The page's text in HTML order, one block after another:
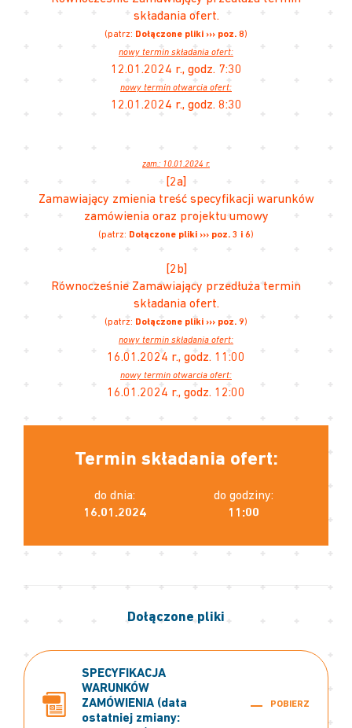
składania ofert.
(patrz: Dołączone pliki ››› poz. 8)
nowy termin składania ofert:
12.01.2024 r., godz. 7:30
nowy termin otwarcia ofert:
12.01.2024 r., godz. 8:30
zam.: 10.01.2024 r.
[2a]
Zamawiający zmienia treść specyfikacji warunków
zamówienia oraz projektu umowy
(patrz: Dołączone pliki ››› poz. 3 i 6)
[2b]
Równocześnie Zamawiający przedłuża termin
składania ofert.
(patrz: Dołączone pliki ››› poz. 9)
nowy termin składania ofert:
16.01.2024 r., godz. 11:00
nowy termin otwarcia ofert:
16.01.2024 r., godz. 12:00
Termin składania ofert:
do dnia:
16.01.2024
do godziny:
11:00
Dołączone pliki
SPECYFIKACJA
WARUNKÓW
ZAMÓWIENIA (data
ostatniej zmiany:
POBIERZ